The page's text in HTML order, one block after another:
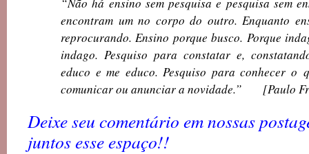
encontram um no corpo do outro. Enquanto
reprocurando. Ensino porque busco. Porque
indago. Pesquiso para constatar e,
educo e me educo. Pesquiso para conhecer o
comunicar ou anunciar a novidade.” [Paulo
Deixe seu comentário em nossas
juntos esse espaço!!